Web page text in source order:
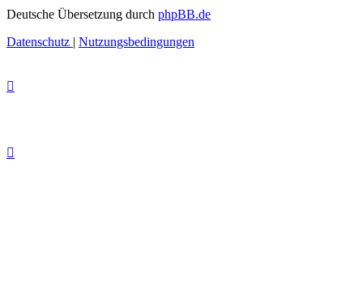
Deutsche Übersetzung durch phpBB.de
Datenschutz | Nutzungsbedingungen